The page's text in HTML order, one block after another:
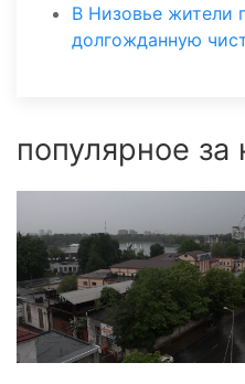
В Низовье жители
долгожданную
популярное